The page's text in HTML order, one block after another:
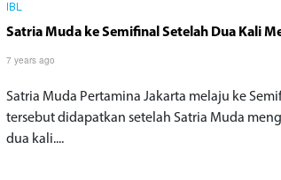
IBL
Satria Muda ke Semifinal Setelah Dua Kali
7 years ago
Satria Muda Pertamina Jakarta melaju ke
tersebut didapatkan setelah Satria Muda
dua kali....